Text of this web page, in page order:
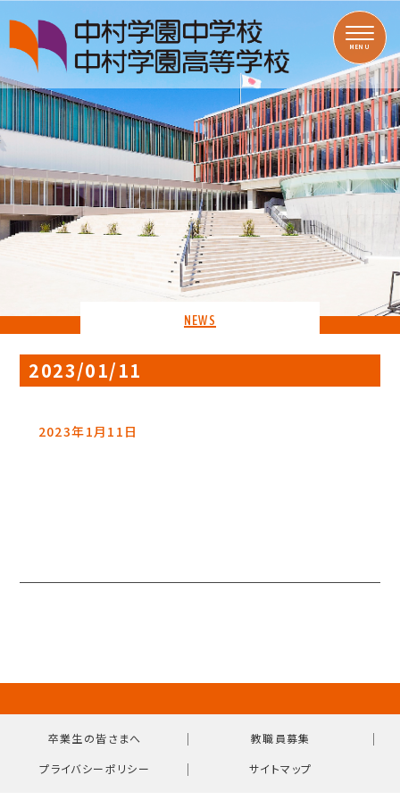
MENU
NEWS
2023/01/11
2023年1月11日
卒業生の皆さまへ ｜ 教職員募集 ｜
プライバシーポリシー ｜ サイトマップ